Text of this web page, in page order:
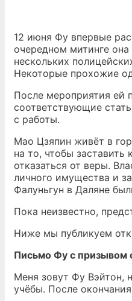
12 июня Фу впервые
очередном митинге
нескольких
Некоторые прохожие
После мероприятия ей
соответствующие
с работы.
Мао Цзяпин живёт в
на то, чтобы заставить
отказаться от веры.
личного имущества и
Фалуньгун в Даляне
Пока неизвестно,
Ниже мы публикуем
Письмо Фу с призывом
Меня зовут Фу Вэйтон,
учёбы. После